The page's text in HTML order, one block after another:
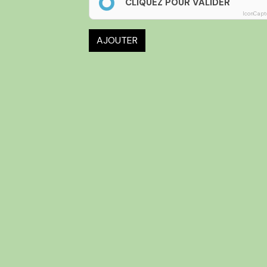
CLIQUEZ POUR VALIDER
AJOUTER